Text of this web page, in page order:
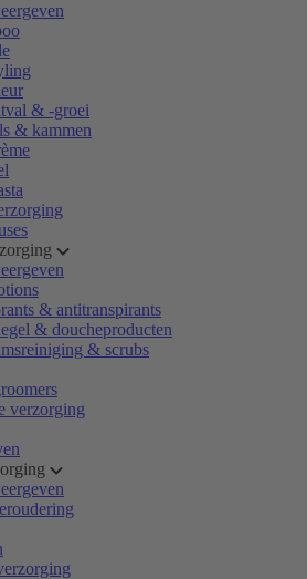
& -groei
& kammen
& antitranspirants
& doucheproducten
& scrubs
verzorging